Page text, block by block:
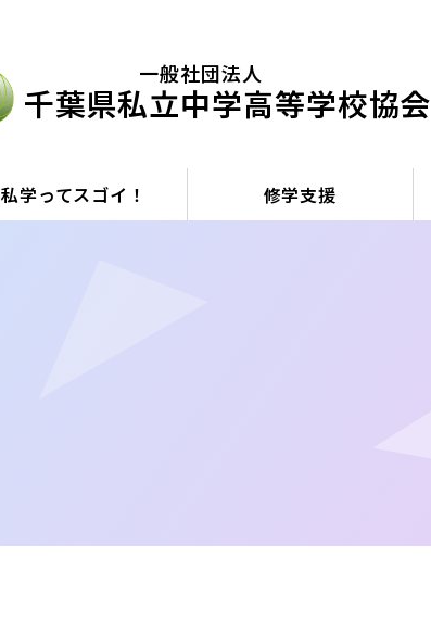
⼀般社団法⼈
千葉県私⽴中学⾼等学校協会
私学ってスゴイ！ 修学支援